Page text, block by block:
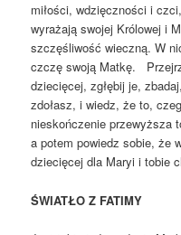
miłości, wdzięczności i
wyrażają swojej Królowej i
szczęśliwość wieczną. W
czczę swoją Matkę.
dziecięcej, zgłębij je,
zdołasz, i wiedz, że to,
nieskończenie
a potem powiedz sobie, że
dziecięcej dla Maryi i tobie
ŚWIATŁO Z FATIMY